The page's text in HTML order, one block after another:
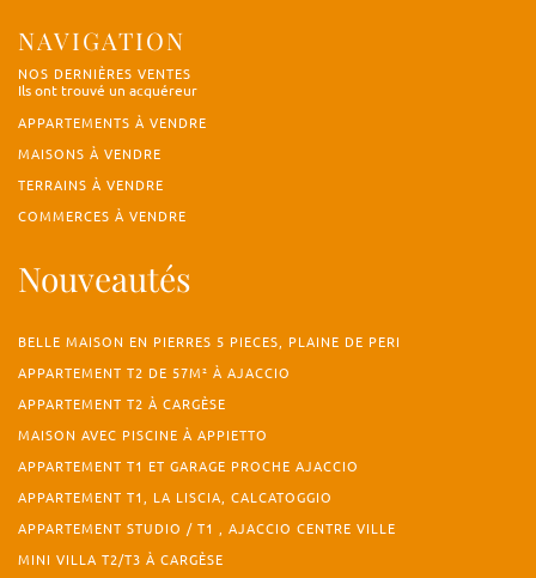
NAVIGATION
NOS DERNIÈRES VENTES
Ils ont trouvé un acquéreur
APPARTEMENTS À VENDRE
MAISONS À VENDRE
TERRAINS À VENDRE
COMMERCES À VENDRE
Nouveautés
BELLE MAISON EN PIERRES 5 PIECES, PLAINE DE PERI
APPARTEMENT T2 DE 57M² À AJACCIO
APPARTEMENT T2 À CARGÈSE
MAISON AVEC PISCINE À APPIETTO
APPARTEMENT T1 ET GARAGE PROCHE AJACCIO
APPARTEMENT T1, LA LISCIA, CALCATOGGIO
APPARTEMENT STUDIO / T1 , AJACCIO CENTRE VILLE
MINI VILLA T2/T3 À CARGÈSE